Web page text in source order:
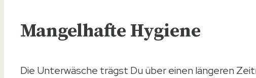
Mangelhafte Hygiene
Die Unterwäsche trägst Du über einen längeren